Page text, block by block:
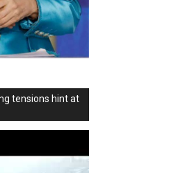
tensions hint at